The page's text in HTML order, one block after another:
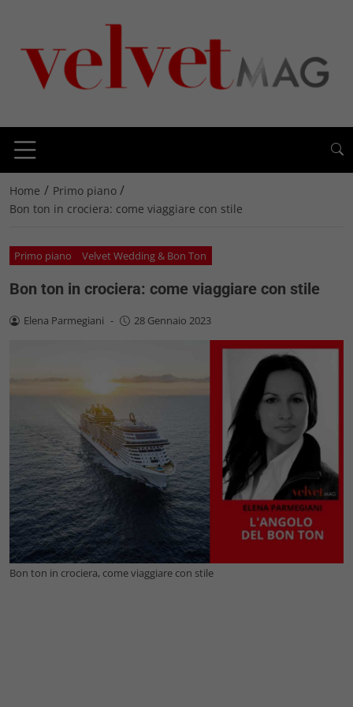
Home / Primo piano /
Bon ton in crociera: come viaggiare con stile
Primo piano Velvet Wedding & Bon Ton
Bon ton in crociera: come viaggiare con stile
Elena Parmegiani - 28 Gennaio 2023
Bon ton in crociera, come viaggiare con stile